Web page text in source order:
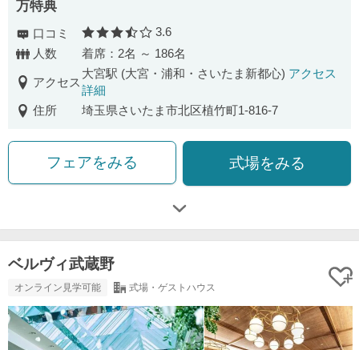
万特典
口コミ 口コミ評価
3.6
人数
着席：2名 ～ 186名
アクセス
大宮駅 (大宮・浦和・さいたま新都心) アクセス
詳細
住所
埼玉県さいたま市北区植竹町1-816-7
フェアをみる 式場をみる
ベルヴィ武蔵野
オンライン見学可能 式場・ゲストハウス